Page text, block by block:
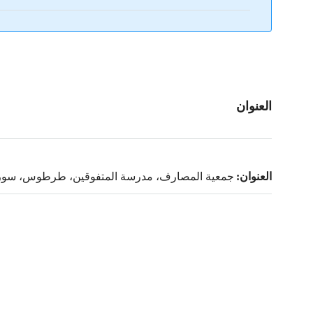
العنوان
العنوان: جمعية المصارف، مدرسة المتفوقين، طرطوس،